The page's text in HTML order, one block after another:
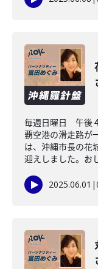
毎週日曜日 午後
覇空港の滑走路が
は、沖縄市長の花
迎えしました。お
2025.06.01 |